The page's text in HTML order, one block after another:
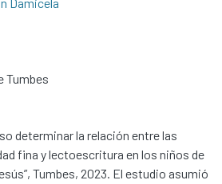
Tumbes
determinar la relación entre las
fina y lectoescritura en los niños de
Tumbes, 2023. El estudio asumió